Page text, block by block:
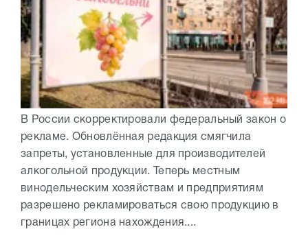
В России скорректировали федеральный закон о
рекламе. Обновлённая редакция смягчила
запреты, установленные для производителей
алкогольной продукции. Теперь местным
винодельческим хозяйствам и предприятиям
разрешено рекламироваться свою продукцию в
границах региона нахождения....